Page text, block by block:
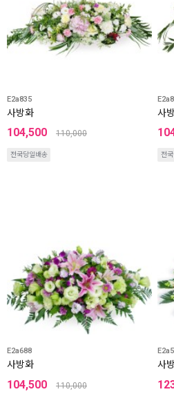
E2a835
사방화
104,500 110,000
전국당일배송
사
전
E2a688
사방화
104,500 110,000
사